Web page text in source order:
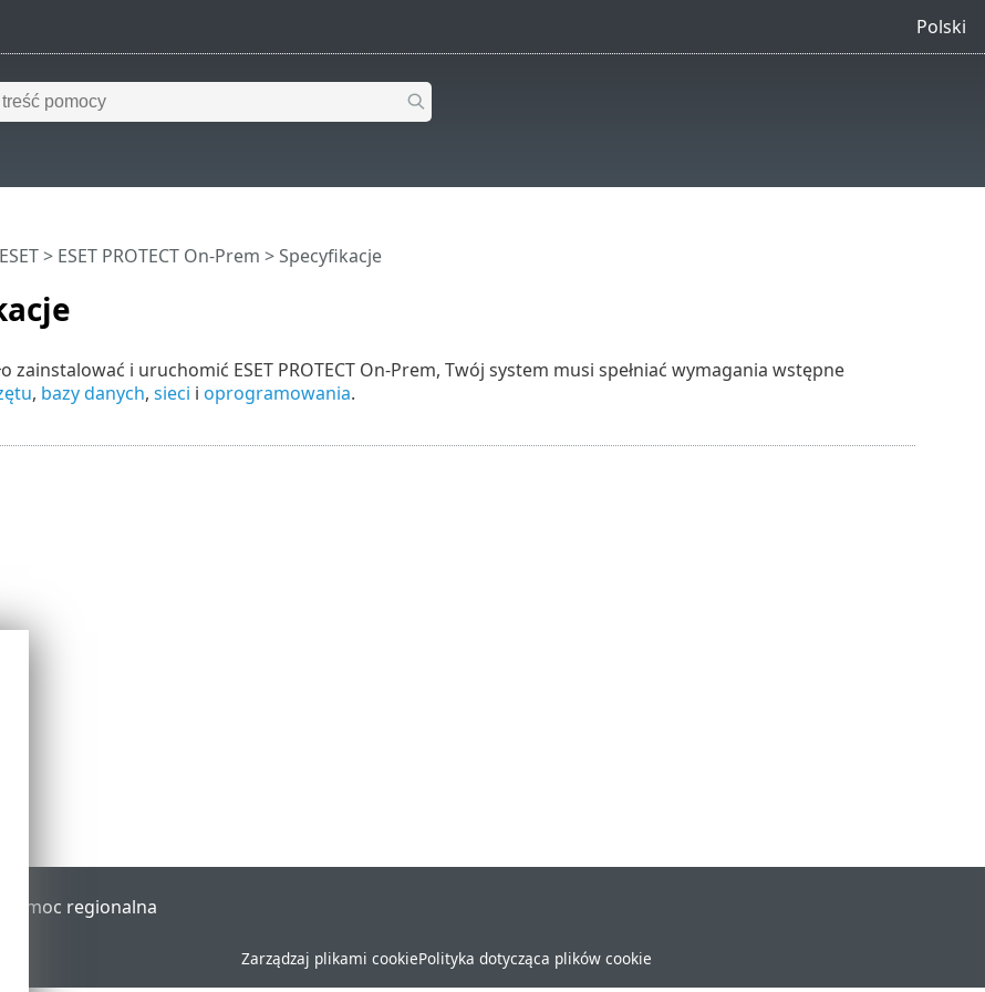
Polski
> ESET PROTECT On-Prem >Specyfikacje
zainstalować i uruchomić ESET PROTECT On-Prem, Twój system musi spełniać wymagania wstępne
, bazy danych, sieci i oprogramowania.
Pomoc regionalna
Zarządzaj plikami cookiePolityka dotycząca plików cookie